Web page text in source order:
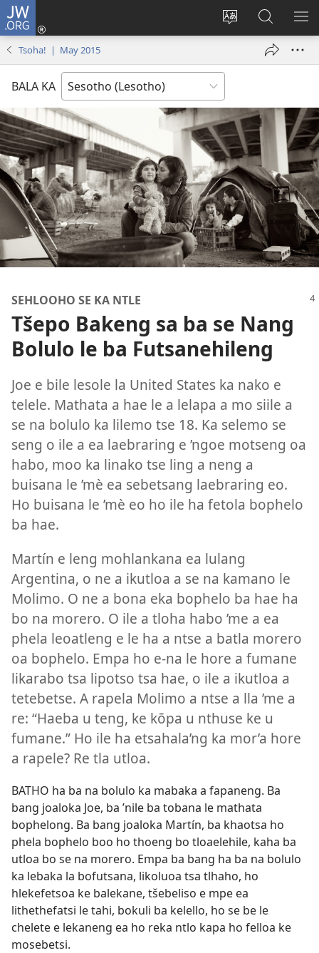
JW.ORG
Fetola
Kena
(opens
Batla
JW.ORG/
Tsoha! | May 2015
BALA KA
SEHLOOHO SE KA NTLE
Tšepo Bakeng sa ba se Nang
Bolulo le ba Futsanehileng
Joe e bile lesole la United States ka nako e
telele. Mathata a hae le a lelapa a mo siile a
se na bolulo ka lilemo tse 18. Ka selemo se
seng o ile a ea laebraring e ’ngoe motseng oa
habo, moo ka linako tse ling a neng a
buisana le ’mè ea sebetsang laebraring eo.
Ho buisana le ’mè eo ho ile ha fetola bophelo
ba hae.
Martín e leng mohlankana ea lulang
Argentina, o ne a ikutloa a se na kamano le
Molimo. O ne a bona eka bophelo ba hae ha
bo na morero. O ile a tloha habo ’me a ea
phela leoatleng e le ha a ntse a batla morero
oa bophelo. Empa ho e-na le hore a fumane
likarabo tsa lipotso tsa hae, o ile a ikutloa a
tetebetse. A rapela Molimo a ntse a lla ’me a
re: “Haeba u teng, ke kōpa u nthuse ke u
fumane.” Ho ile ha etsahala’ng ka mor’a hore
a rapele? Re tla utloa.
BATHO ha ba na bolulo ka mabaka a fapaneng. Ba
bang joaloka Joe, ba ’nile ba tobana le mathata
bophelong. Ba bang joaloka Martín, ba khaotsa ho
phela bophelo boo ho thoeng bo tloaelehile, kaha ba
utloa bo se na morero. Empa ba bang ha ba na bolulo
ka lebaka la bofutsana, likoluoa tsa tlhaho, ho
hlekefetsoa ke balekane, tšebeliso e mpe ea
lithethefatsi le tahi, bokuli ba kelello, ho se be le
chelete e lekaneng ea ho reka ntlo kapa ho felloa ke
mosebetsi.